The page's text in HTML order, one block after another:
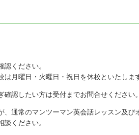
ください。
月曜日・火曜日・祝日を休校といたしま
認したい方は受付までお問合せください。
通常のマンツーマン英会話レッスン及び
ください。